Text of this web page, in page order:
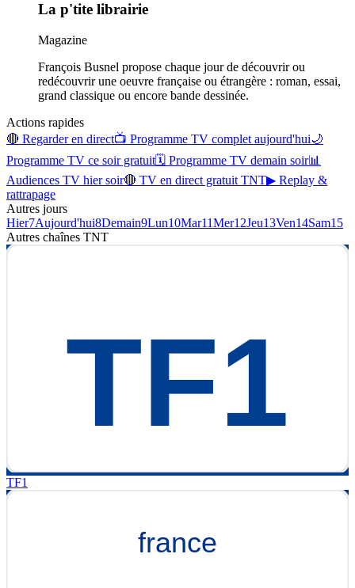
La p'tite librairie
Magazine
François Busnel propose chaque jour de découvrir ou
redécouvrir une oeuvre française ou étrangère : roman, essai,
grand classique ou encore bande dessinée.
Actions rapides
🔴 Regarder en direct📺 Programme TV complet aujourd'hui🌙
Programme TV ce soir gratuit🗓 Programme TV demain soir📊
Audiences TV hier soir🔴 TV en direct gratuit TNT▶ Replay &
rattrapage
Autres jours
Hier7Aujourd'hui8Demain9Lun10Mar11Mer12Jeu13Ven14Sam15
Autres chaînes TNT
TF1